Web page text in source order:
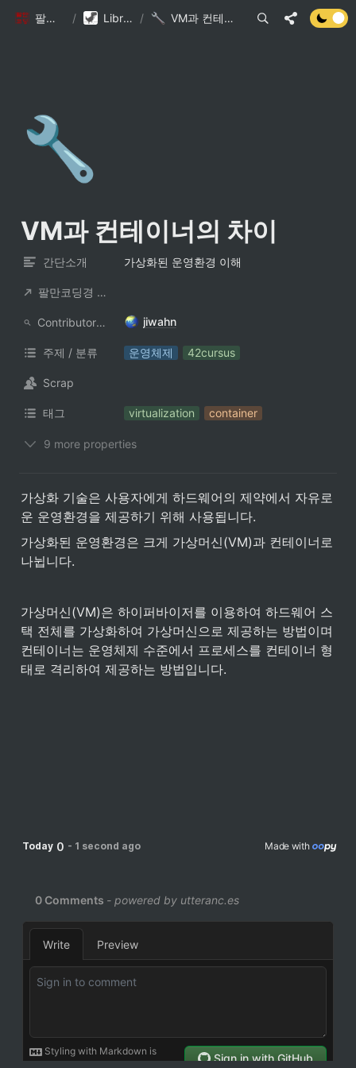
팔만코딩경 / Library DB / VM과 컨테이너의 차이
🔧
VM과 컨테이너의 차이
간단소개 가상화된 운영환경 이해
팔만코딩경 컨트리뷰터
ContributorNotionAccount jiwahn
주제 / 분류 운영체제 42cursus
Scrap
태그 virtualization container
9 more properties
가상화 기술은 사용자에게 하드웨어의 제약에서 자유로
운 운영환경을 제공하기 위해 사용됩니다.
가상화된 운영환경은 크게 가상머신(VM)과 컨테이너로
나뉩니다.
가상머신(VM)은 하이퍼바이저를 이용하여 하드웨어 스
택 전체를 가상화하여 가상머신으로 제공하는 방법이며
컨테이너는 운영체제 수준에서 프로세스를 컨테이너 형
태로 격리하여 제공하는 방법입니다.
Today 0 - 1 second ago Made with